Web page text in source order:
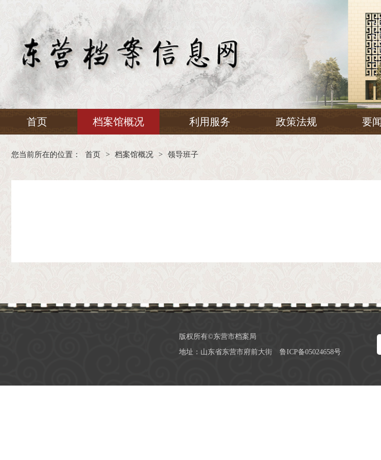
首页 档案馆概况 利用服务 政策法规 要
您当前所在的位置： 首页 > 档案馆概况 > 领导班子
版权所有©东营市档案局
地址：山东省东营市府前大街
鲁ICP备05024658号